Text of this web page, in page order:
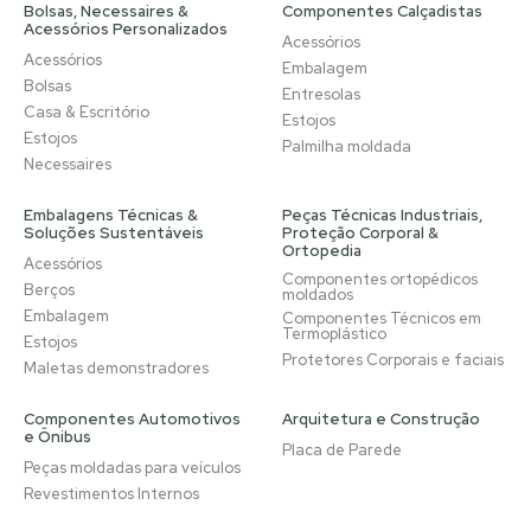
Bolsas, Necessaires &
Acessórios Personalizados
Acessórios
Bolsas
Casa & Escritório
Estojos
Necessaires
Componentes Calçadistas
Acessórios
Embalagem
Entresolas
Estojos
Palmilha moldada
Embalagens Técnicas &
Soluções Sustentáveis
Acessórios
Berços
Embalagem
Estojos
Maletas demonstradores
Peças Técnicas Industriais,
Proteção Corporal &
Ortopedia
Componentes ortopédicos
moldados
Componentes Técnicos em
Termoplástico
Protetores Corporais e faciais
Componentes Automotivos
e Ônibus
Peças moldadas para veículos
Revestimentos Internos
Arquitetura e Construção
Placa de Parede